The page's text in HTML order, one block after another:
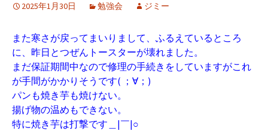
2025年1月30日 勉強会 ジミー
また寒さが戻ってまいりまして、ふるえているところ
に、昨日とつぜんトースターが壊れました。
まだ保証期間中なので修理の手続きをしていますがこれ
が手間がかかりそうです( ；∀；)
パンも焼き芋も焼けない。
揚げ物の温めもできない。
特に焼き芋は打撃です＿|￣|○